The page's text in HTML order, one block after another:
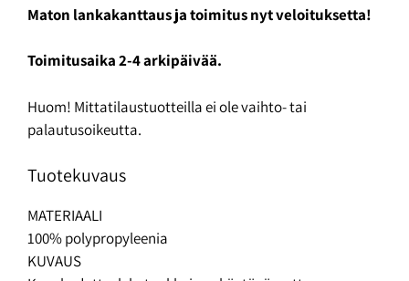
Maton lankakanttaus ja toimitus nyt veloituksetta!
Toimitusaika 2-4 arkipäivää.
Huom! Mittatilaustuotteilla ei ole vaihto- tai
palautusoikeutta.
Tuotekuvaus
MATERIAALI
100% polypropyleenia
KUVAUS